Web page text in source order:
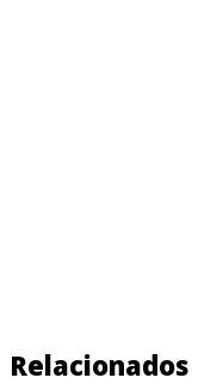
Relacionados